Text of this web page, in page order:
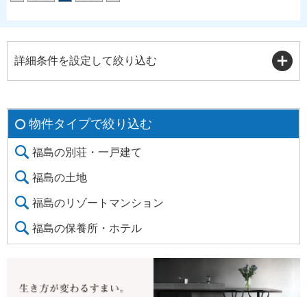
詳細条件を設定して絞り込む
物件タイプで絞り込む
福島の別荘・一戸建て
福島の土地
福島のリゾートマンション
福島の保養所・ホテル